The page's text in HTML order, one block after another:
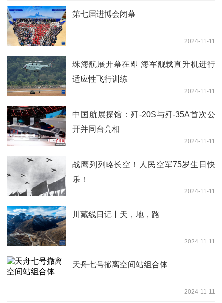
第七届进博会闭幕
2024-11-11
珠海航展开幕在即 海军舰载直升机进行
适应性飞行训练
2024-11-11
中国航展探馆：歼-20S与歼-35A首次公
开并同台亮相
2024-11-11
战鹰列列略长空！人民空军75岁生日快
乐！
2024-11-11
川藏线日记丨天，地，路
2024-11-11
天舟七号撤离空间站组合体
2024-11-11